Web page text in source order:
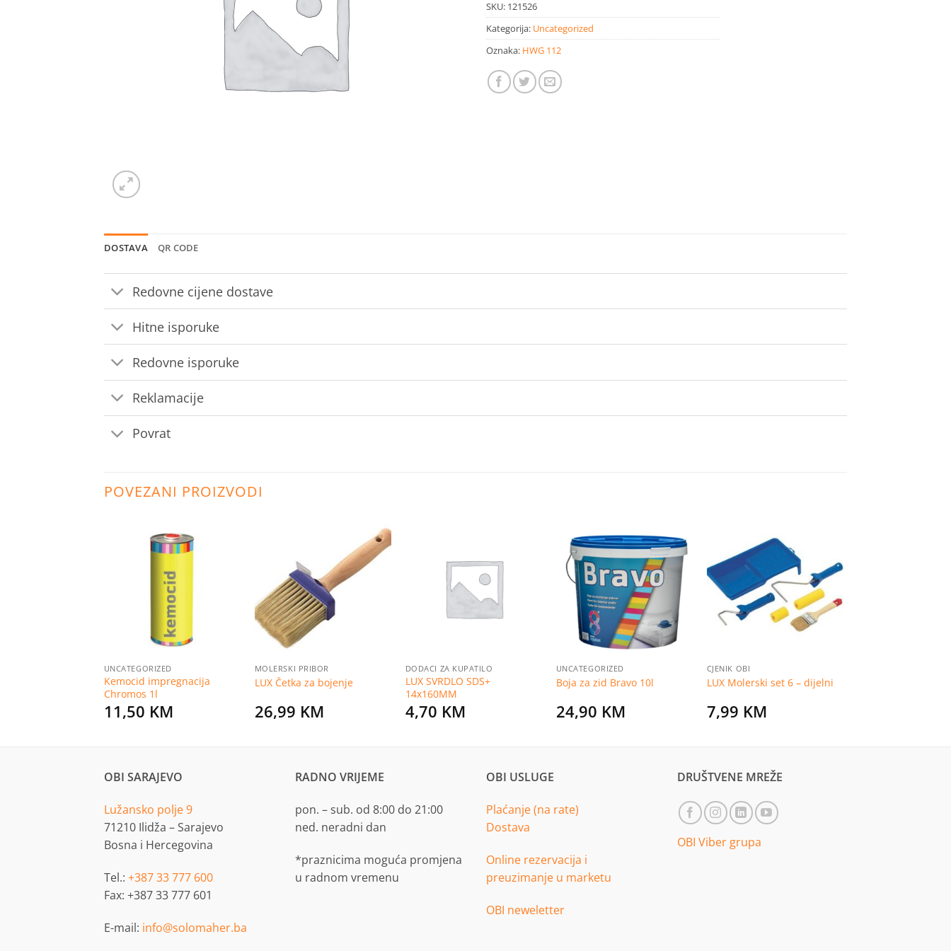
SKU: 121526
Kategorija: Uncategorized
Oznaka: HWG 112
DOSTAVA QR CODE
Redovne cijene dostave
Hitne isporuke
Redovne isporuke
Reklamacije
Povrat
POVEZANI PROIZVODI
UNCATEGORIZED
Kemocid impregnacija
Chromos 1l
11,50 KM
Dodaj
na
MOLERSKI PRIBOR
LUX Četka za bojenje
26,99 KM
DODACI ZA KUPATILO
LUX SVRDLO SDS+
14x160MM
4,70 KM
Dodaj
listu
želja
UNCATEGORIZED
Boja za zid Bravo 10l
24,90 KM
na
listu
želja
CJENIK OBI
LUX Molerski set 6 – dijelni
7,99 KM
OBI SARAJEVO
Lužansko polje 9
71210 Ilidža – Sarajevo
Bosna i Hercegovina
Tel.: +387 33 777 600
Fax: +387 33 777 601
E-mail: info@solomaher.ba
RADNO VRIJEME
pon. – sub. od 8:00 do 21:00
ned. neradni dan
*praznicima moguća promjena
u radnom vremenu
OBI USLUGE
Plaćanje (na rate)
Dostava
Online rezervacija i
preuzimanje u marketu
OBI neweletter
DRUŠTVENE MREŽE
OBI Viber grupa